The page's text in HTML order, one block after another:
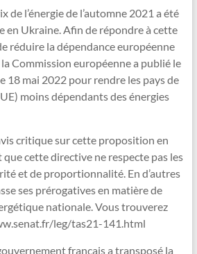
de l’énergie de l’automne 2021 a été
en Ukraine. Afin de répondre à cette
réduire la dépendance européenne
Commission européenne a publié le
18 mai 2022 pour rendre les pays de
moins dépendants des énergies
critique sur cette proposition en
cette directive ne respecte pas les
et de proportionnalité. En d’autres
ses prérogatives en matière de
nationale. Vous trouverez
leg/tas21-141.html
français a transposé la